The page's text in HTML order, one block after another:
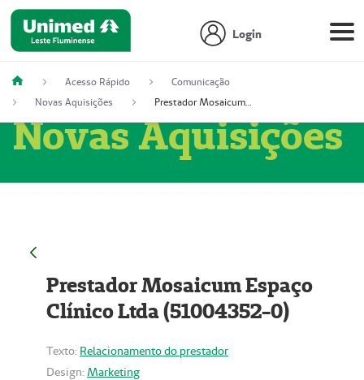
Login
Acesso Rápido
Comunicação
Novas Aquisições
Prestador Mosaicum Espaço Clínico Ltda (51004352-0)
Novas Aquisições
Prestador Mosaicum Espaço
Clínico Ltda (51004352-0)
Texto: Relacionamento do prestador
Design: Marketing